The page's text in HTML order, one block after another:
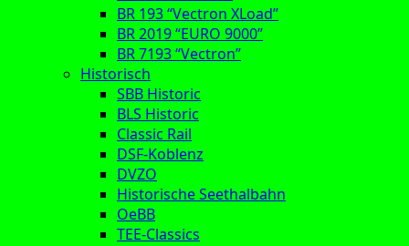
BR 193 “Vectron XLoad”
BR 2019 “EURO 9000”
BR 7193 “Vectron”
Historisch
SBB Historic
BLS Historic
Classic Rail
DSF-Koblenz
DVZO
Historische Seethalbahn
OeBB
TEE-Classics